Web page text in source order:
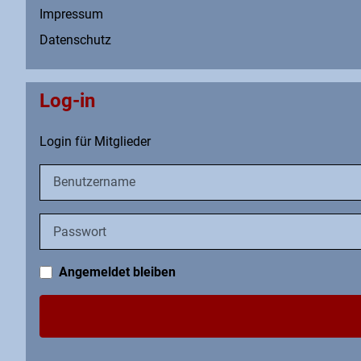
Impressum
Datenschutz
Log-in
Login für Mitglieder
Angemeldet bleiben